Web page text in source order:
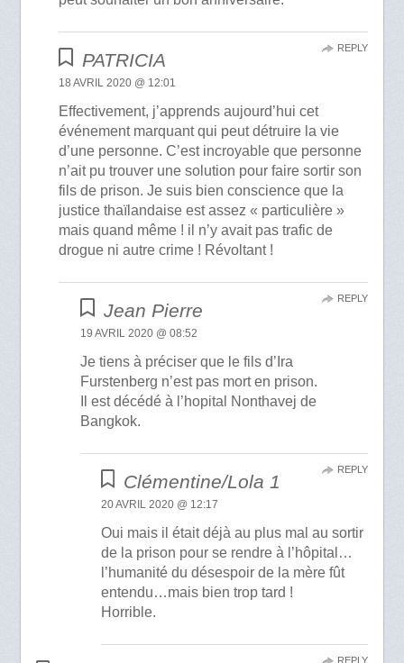
PATRICIA
18 AVRIL 2020 @ 12:01
Effectivement, j’apprends aujourd’hui cet
événement marquant qui peut détruire la vie
d’une personne. C’est incroyable que personne
n’ait pu trouver une solution pour faire sortir son
fils de prison. Je suis bien conscience que la
justice thaïlandaise est assez « particulière »
mais quand même ! il n’y avait pas trafic de
drogue ni autre crime ! Révoltant !
REPLY
Jean Pierre
19 AVRIL 2020 @ 08:52
Je tiens à préciser que le fils d’Ira
Furstenberg n’est pas mort en prison.
Il est décédé à l’hopital Nonthavej de
Bangkok.
REPLY
Clémentine/Lola 1
20 AVRIL 2020 @ 12:17
Oui mais il était déjà au plus mal au sortir
de la prison pour se rendre à l’hôpital…
l’humanité du désespoir de la mère fût
entendu…mais bien trop tard !
Horrible.
REPLY
REPLY